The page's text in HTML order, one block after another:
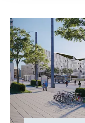
särskilt
certifierade för sitt
I dynamiska Hyllie